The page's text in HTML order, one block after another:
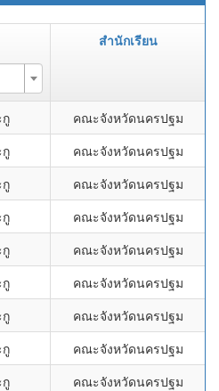
สำนักเรียน
คณะจังหวัดนครปฐม
คณะจังหวัดนครปฐม
คณะจังหวัดนครปฐม
คณะจังหวัดนครปฐม
คณะจังหวัดนครปฐม
คณะจังหวัดนครปฐม
คณะจังหวัดนครปฐม
คณะจังหวัดนครปฐม
คณะจังหวัดนครปฐม